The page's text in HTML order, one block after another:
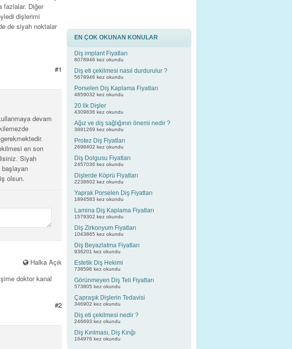
fazlalar. Diğer
dişlerimi
de siyah noktalar
#1
devam
en son
Siyah
olsun.
Halka Açık
doktor kanal
#2
EN ÇOK OKUNAN KONULAR
Diş implant Fiyatları
8078946 kez okundu
Diş eti çekilmesi nasıl durdurulur ?
5678946 kez okundu
Porselen Diş Kaplama Fiyatları
4859032 kez okundu
20 lik Dişler
4309836 kez okundu
Ağız ve diş sağlığının önemi nedir ?
3891269 kez okundu
Protez Diş Fiyatları
2698402 kez okundu
Diş Dolgusu Fiyatları
2457036 kez okundu
Dişlerde Köprü Fiyatları
2238602 kez okundu
Yaprak Porselen Diş Fiyatları
1894583 kez okundu
Lamina Diş Kaplama Fiyatları
1579302 kez okundu
Diş Zirkonyum Fiyatları
1043865 kez okundu
Diş Beyazlatma Fiyatları
936201 kez okundu
Estetik Diş Hekimi
738596 kez okundu
Görünmeyen Diş Teli Fiyatları
573805 kez okundu
Çapraşık Dişlerin Tedavisi
346902 kez okundu
Diş eti çekilmesi nedir ?
246693 kez okundu
Diş Kırılması, Diş Kırığı
164976 kez okundu